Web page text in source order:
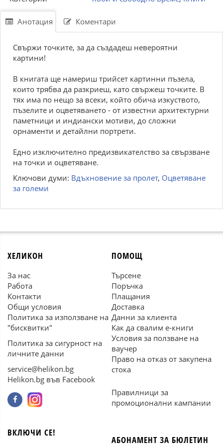
Анотация Коментари
Свържи точките, за да създадеш невероятни
картини!
В книгата ще намериш трийсет картинни пъзела,
които трябва да разкриеш, като свържеш точките. В
тях има по нещо за всеки, който обича изкуството,
пъзелите и оцветяването - от известни архитектурни
паметници и индиански мотиви, до сложни
орнаменти и детайлни портрети.
Едно изключително предизвикателство за свързване
на точки и оцветяване.
Ключови думи: Вдъхновение за пролет, Оцветяване
за големи
ХЕЛИКОН
За нас
Работа
Контакти
Общи условия
Политика за използване на
"бисквитки"
Политика за сигурност на
личните данни
service@helikon.bg
Helikon.bg във Facebook
ПОМОЩ
Търсене
Поръчка
Плащания
Доставка
Данни за клиента
Как да свалим е-книги
Условия за ползване на
ваучер
Право на отказ от закупена
стока
Правилници за
промоционални кампании
ВКЛЮЧИ СЕ!
АБОНАМЕНТ ЗА БЮЛЕТИН